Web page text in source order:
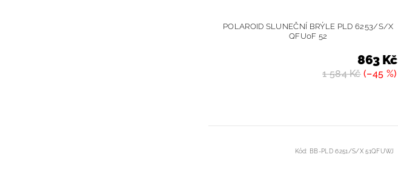
POLAROID SLUNEČNÍ BRÝLE PLD 6253/S/X
QFU0F 52
1 584 Kč(–45 %)
863 Kč
Kód: BB-PLD 6251/S/X 51QFUWJ